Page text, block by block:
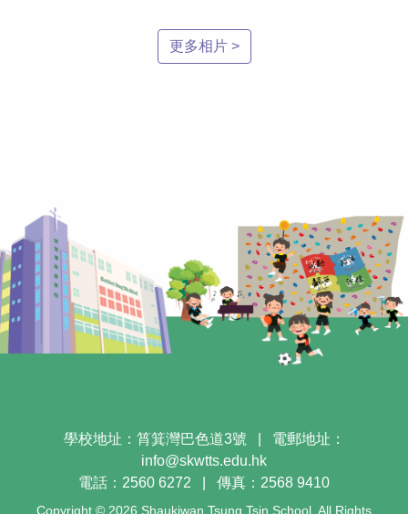
更多相片 >
學校地址：筲箕灣巴色道3號
電郵地址：
info@skwtts.edu.hk
電話：2560 6272
傳真：2568 9410
Copyright © 2026 Shaukiwan Tsung Tsin School. All Rights